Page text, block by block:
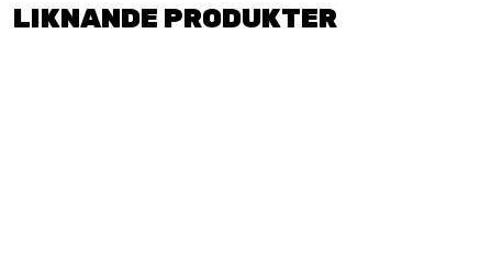
LIKNANDE PRODUKTER